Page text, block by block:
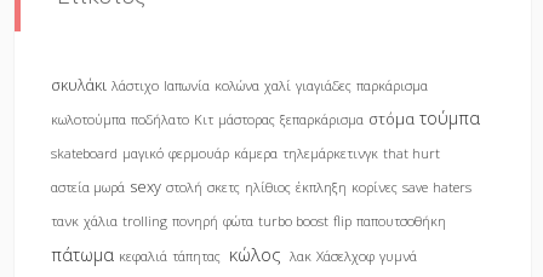
σκυλάκι λάστιχο Ιαπωνία κολώνα χαλί γιαγιάδες παρκάρισμα
κωλοτούμπα ποδήλατο Κιτ μάστορας ξεπαρκάρισμα στόμα τούμπα
skateboard μαγικό φερμουάρ κάμερα τηλεμάρκετινγκ that hurt
αστεία μωρά sexy στολή σκετς ηλίθιος έκπληξη κορίνες save haters
τανκ χάλια trolling πονηρή φώτα turbo boost flip παπουτσοθήκη
πάτωμα κεφαλιά τάπητας κώλος λακ Χάσελχοφ γυμνά